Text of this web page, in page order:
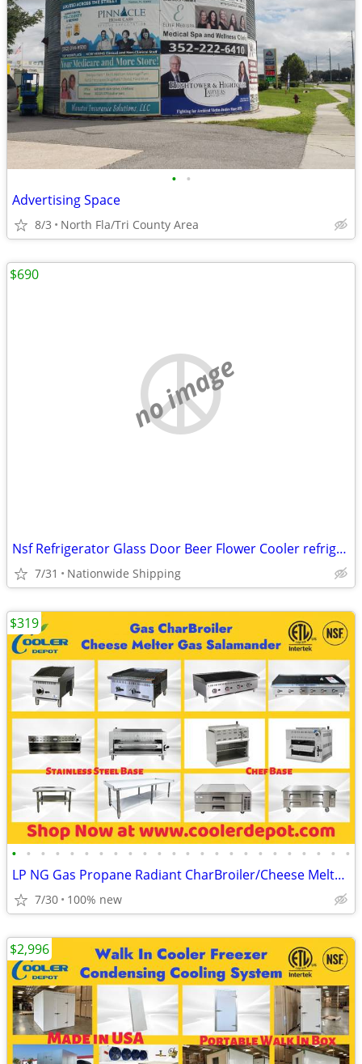
• •
Advertising Space
8/3 North Fla/Tri County Area
no image
Nsf Refrigerator Glass Door Beer Flower Cooler refrigerators RESTAURAN
7/31 Nationwide Shipping
$690
• • • • • • • • • • • • • • • • • • • • • • • •
LP NG Gas Propane Radiant CharBroiler/Cheese Melter/ Salamander
7/30 100% new
$319
$2,996